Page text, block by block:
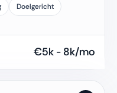
Doelgericht
€5k - 8k/mo